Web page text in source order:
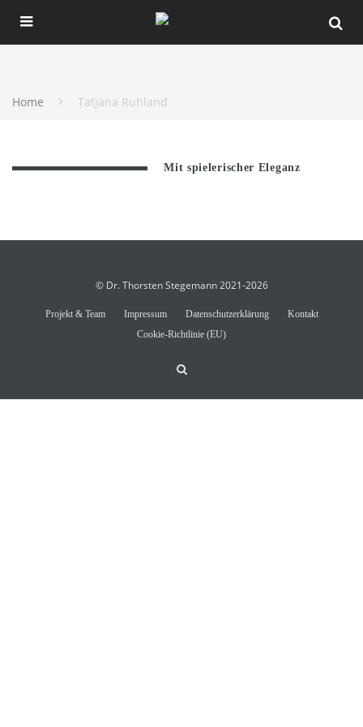
Home Tatjana Ruhland
Mit spielerischer Eleganz
© Dr. Thorsten Stegemann 2021-2026
Projekt & Team Impressum Datenschutzerklärung
Kontakt
Cookie-Richtlinie (EU)